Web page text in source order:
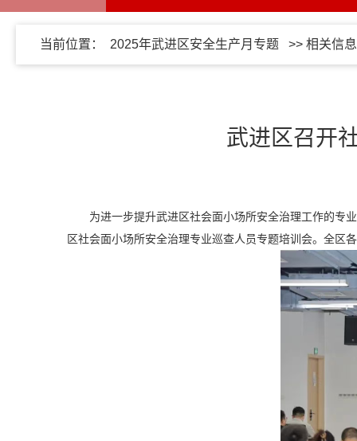
当前位置： 2025年武进区安全生产月专题 >> 相关信息
武进区召开
为进一步提升武进区社会面小场所安全治理工作的专
区社会面小场所安全治理专业巡查人员专题培训会。全区